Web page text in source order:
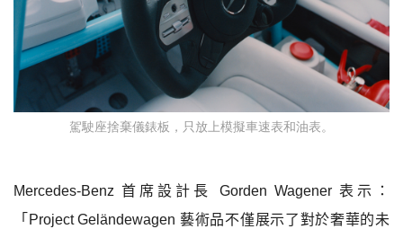
駕駛座捨棄儀錶板，只放上模擬車速表和油表。
Mercedes-Benz首席設計長 Gorden Wagener 表示：
「 Project Geländewagen藝術品不僅展示了對於奢華的未